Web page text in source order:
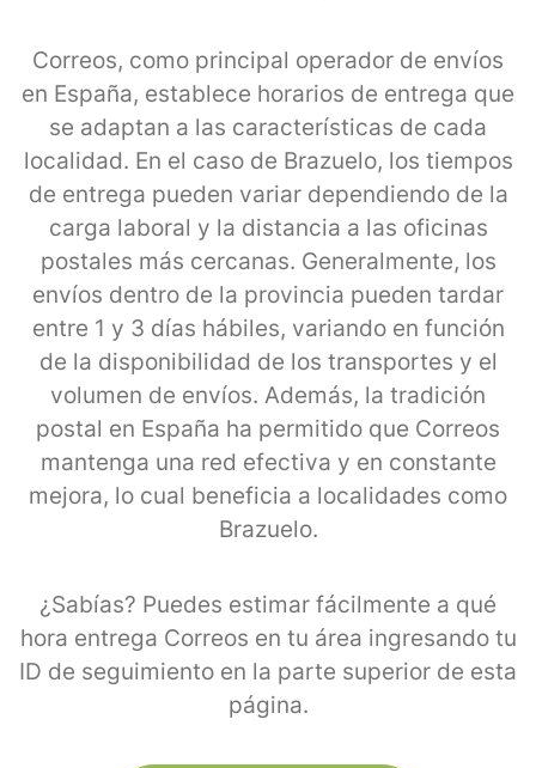
Correos, como principal operador de envíos
en España, establece horarios de entrega que
se adaptan a las características de cada
localidad. En el caso de Brazuelo, los tiempos
de entrega pueden variar dependiendo de la
carga laboral y la distancia a las oficinas
postales más cercanas. Generalmente, los
envíos dentro de la provincia pueden tardar
entre 1 y 3 días hábiles, variando en función
de la disponibilidad de los transportes y el
volumen de envíos. Además, la tradición
postal en España ha permitido que Correos
mantenga una red efectiva y en constante
mejora, lo cual beneficia a localidades como
Brazuelo.
¿Sabías? Puedes estimar fácilmente a qué
hora entrega Correos en tu área ingresando tu
ID de seguimiento en la parte superior de esta
página.